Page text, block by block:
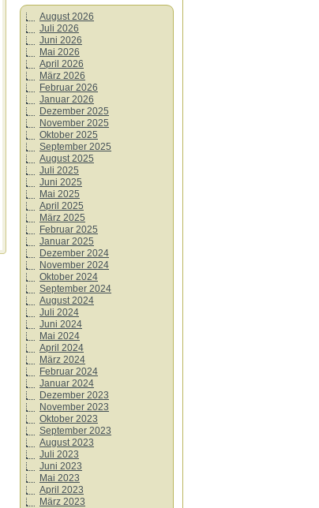
August 2026
Juli 2026
Juni 2026
Mai 2026
April 2026
März 2026
Februar 2026
Januar 2026
Dezember 2025
November 2025
Oktober 2025
September 2025
August 2025
Juli 2025
Juni 2025
Mai 2025
April 2025
März 2025
Februar 2025
Januar 2025
Dezember 2024
November 2024
Oktober 2024
September 2024
August 2024
Juli 2024
Juni 2024
Mai 2024
April 2024
März 2024
Februar 2024
Januar 2024
Dezember 2023
November 2023
Oktober 2023
September 2023
August 2023
Juli 2023
Juni 2023
Mai 2023
April 2023
März 2023